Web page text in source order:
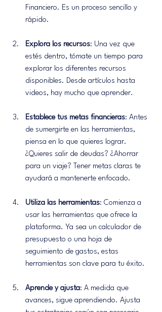
Financiero. Es un proceso sencillo y
rápido.
Explora los recursos: Una vez que
estés dentro, tómate un tiempo para
explorar los diferentes recursos
disponibles. Desde artículos hasta
videos, hay mucho que aprender.
Establece tus metas financieras: Antes
de sumergirte en las herramientas,
piensa en lo que quieres lograr.
¿Quieres salir de deudas? ¿Ahorrar
para un viaje? Tener metas claras te
ayudará a mantenerte enfocado.
Utiliza las herramientas: Comienza a
usar las herramientas que ofrece la
plataforma. Ya sea un calculador de
presupuesto o una hoja de
seguimiento de gastos, estas
herramientas son clave para tu éxito.
Aprende y ajusta: A medida que
avances, sigue aprendiendo. Ajusta